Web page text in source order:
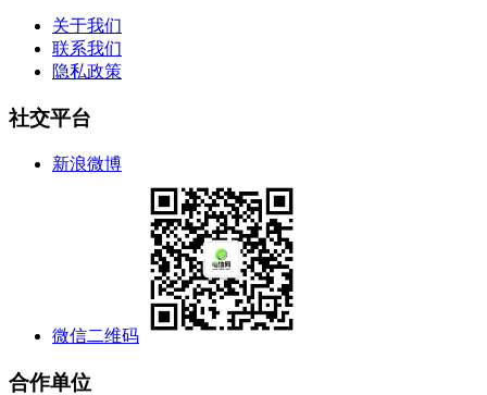
关于我们
联系我们
隐私政策
社交平台
新浪微博
微信二维码
合作单位